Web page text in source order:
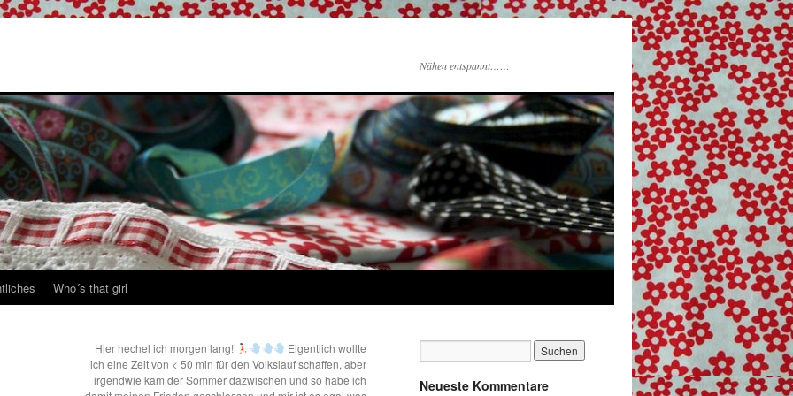
Nähen entspannt……
Who´s that girl
Hier hechel ich morgen lang!
Eigentlich wollte
ich eine Zeit von < 50 min für den Volkslauf schaffen, aber
irgendwie kam der Sommer dazwischen und so habe ich
Neueste Kommentare